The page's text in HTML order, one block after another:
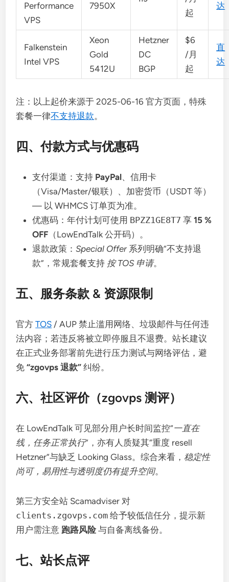
Performance
VPS
7950X
起
达
Falkenstein
Intel VPS
Xeon
Gold
5412U
Hetzner
DC
BGP
$6
/月
起
直
达
注：以上起价来源于 2025-06-16 官方页面，特殊
套餐一律不支持退款。
四、付款方式与优惠码
支付渠道：支持 PayPal、信用卡
（Visa/Master/银联）、加密货币（USDT 等）
— 以 WHMCS 订单页为准。
优惠码：年付计划可使用 BPZZ1GE8T7 享15 %
OFF （LowEndTalk 公开码）。
退款政策：Special Offer 系列明确“不支持退
款”，常规套餐支持 按 TOS 申请。
五、服务条款 & 资源限制
官方TOS / AUP 禁止滥用网络、垃圾邮件与任何违
法内容；若违反将被立即停服且不退费。站长建议
在正式业务部署前先进行压力测试与网络评估，避
免“zgovps 退款” 纠纷。
六、社区评价（zgovps 测评）
在 LowEndTalk 可见部分用户长时间监控“一直在
线，任务正常执行”，亦有人质疑其“重度 resell
Hetzner”与缺乏 Looking Glass。综合来看，稳定性
尚可，易用性与透明度仍有提升空间。
第三方安全站 Scamadviser 对
clients.zgovps.com 给予较低信任分，提示新
用户需注意 跑路风险 与自备离线备份。
七、站长点评